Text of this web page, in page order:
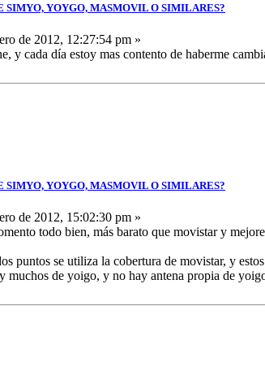
SIMYO, YOYGO, MASMOVIL O SIMILARES?
de 2012, 12:27:54 pm »
y cada día estoy mas contento de haberme
SIMYO, YOYGO, MASMOVIL O SIMILARES?
de 2012, 15:02:30 pm »
todo bien, más barato que movistar y
puntos se utiliza la cobertura de movistar, y
muchos de yoigo, y no hay antena propia de